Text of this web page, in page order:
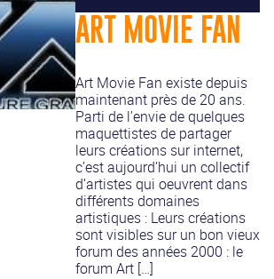
ART MOVIE FAN
Art Movie Fan existe depuis
maintenant près de 20 ans.
Parti de l’envie de quelques
maquettistes de partager
leurs créations sur internet,
c’est aujourd’hui un collectif
d’artistes qui oeuvrent dans
différents domaines
artistiques : Leurs créations
sont visibles sur un bon vieux
forum des années 2000 : le
forum Art […]